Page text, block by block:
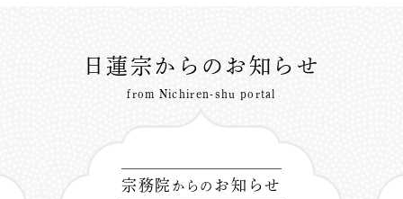
日蓮宗からのお知らせ
from Nichiren-shu portal
宗務院 からの お知らせ